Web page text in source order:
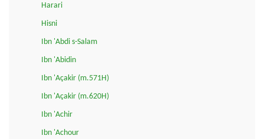
Harari
Hisni
Ibn 'Abdi s-Salam
Ibn 'Abidin
Ibn 'Açakir (m.571H)
Ibn 'Açakir (m.620H)
Ibn 'Achir
Ibn 'Achour